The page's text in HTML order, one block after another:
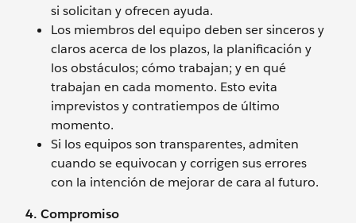
si solicitan y ofrecen ayuda.
Los miembros del equipo deben ser sinceros y
claros acerca de los plazos, la planificación y
los obstáculos; cómo trabajan; y en qué
trabajan en cada momento. Esto evita
imprevistos y contratiempos de último
momento.
Si los equipos son transparentes, admiten
cuando se equivocan y corrigen sus errores
con la intención de mejorar de cara al futuro.
4. Compromiso